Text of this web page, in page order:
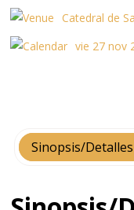
Catedral de
vie 27 nov
Sinopsis/Detalles